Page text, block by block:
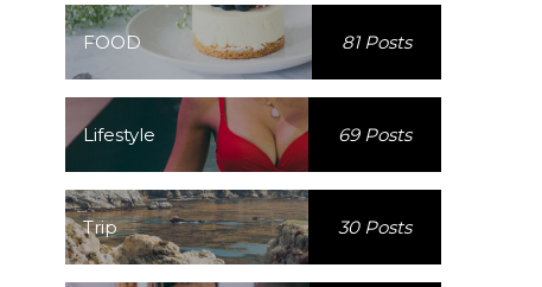
FOOD 81 Posts
Lifestyle 69 Posts
Trip 30 Posts